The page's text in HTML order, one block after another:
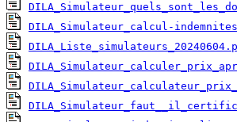
DILA_Simulateur_calcul-